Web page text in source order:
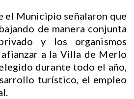
el Municipio señalaron que
de manera conjunta
y los organismos
a la Villa de Merlo
durante todo el año,
turístico, el empleo